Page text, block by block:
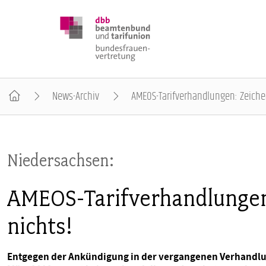
BUNDESTAGSWAHL 2025
POSITIONEN
SCHWERPUNKTTHEMEN
News-Archiv AMEOS-Tarifverhandlungen:
Niedersachsen:
AMEOS-
nichts!
Entgegen der Ankündigung in der vergangenen